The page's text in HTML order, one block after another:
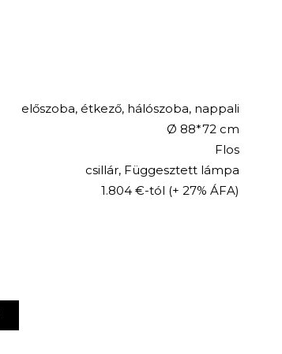
előszoba, étkező, hálószoba, nappali
Ø 88*72 cm
Flos
csillár, Függesztett lámpa
1.804 €-tól (+ 27% ÁFA)